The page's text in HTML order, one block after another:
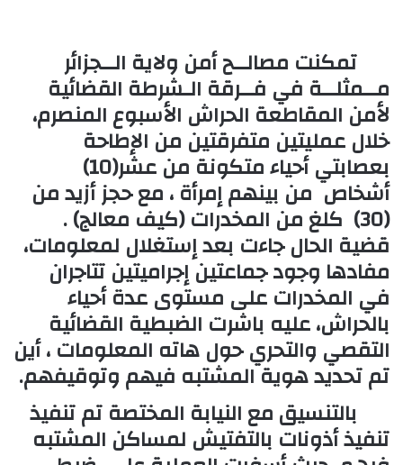
تمكنت مصالــح أمن ولاية الــجزائر
مــمثلــة في فــرقة الـشرطة القضائية
لأمن المقاطعة الحراش الأسبوع المنصرم،
خلال عمليتين متفرقتين من الإطاحة
بعصابتي أحياءمتكونة منعشر(10)
أشخاص من بينهم إمرأة ، مع حجز أزيد من
(30) كلغمن المخدرات (كيف معالج) .
قضية الحال جاءت بعد إستغلال لمعلومات،
مفادها وجود جماعتين إجراميتين تتاجران
في المخدرات على مستوى عدة أحياء
بالحراش، عليه باشرت الضبطية القضائية
التقصي والتحري حول هاته المعلومات ، أين
تم تحديد هوية المشتبه فيهم وتوقيفهم.
بالتنسيق مع النيابة المختصة تم تنفيذ
تنفيذ أذونات بالتفتيش لمساكن المشتبه